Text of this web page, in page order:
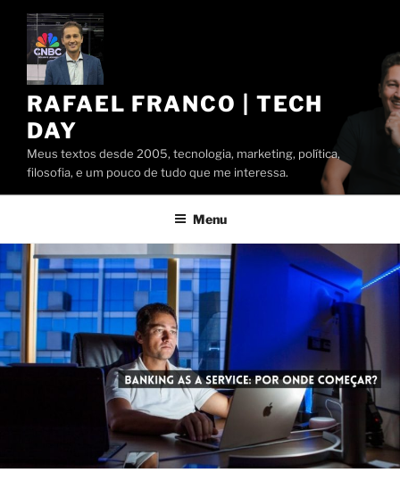
Pular
conteúdo
RAFAEL FRANCO | TECH
DAY
Meus textos desde 2005, tecnologia, marketing, política,
filosofia, e um pouco de tudo que me interessa.
Menu